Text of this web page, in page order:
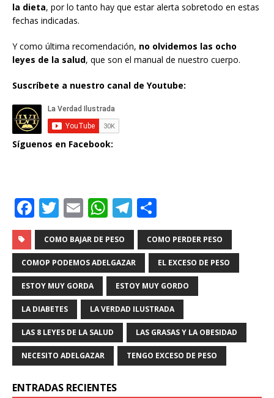
la dieta, por lo tanto hay que estar alerta sobretodo en estas
fechas indicadas.
Y como última recomendación, no olvidemos las ocho
leyes de la salud, que son el manual de nuestro cuerpo.
Suscríbete a nuestro canal de Youtube:
Síguenos en Facebook:
F
a
c
e
b
o
o
k
T
w
it
te
r
E
m
ai
l
W
h
at
s
A
p
p
T
el
e
g
ra
m
o
m
p
ar
ti
r
COMO BAJAR DE PESO COMO PERDER PESO
COMOP PODEMOS ADELGAZAR EL EXCESO DE PESO
ESTOY MUY GORDA ESTOY MUY GORDO
LA DIABETES LA VERDAD ILUSTRADA
LAS 8 LEYES DE LA SALUD LAS GRASAS Y LA OBESIDAD
NECESITO ADELGAZAR TENGO EXCESO DE PESO
ENTRADAS RECIENTES